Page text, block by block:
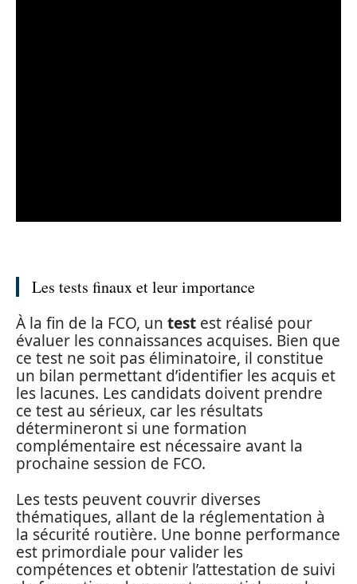
Les tests finaux et leur importance
À la fin de la FCO, un test est réalisé pour
évaluer les connaissances acquises. Bien que
ce test ne soit pas éliminatoire, il constitue
un bilan permettant d’identifier les acquis et
les lacunes. Les candidats doivent prendre
ce test au sérieux, car les résultats
détermineront si une formation
complémentaire est nécessaire avant la
prochaine session de FCO.
Les tests peuvent couvrir diverses
thématiques, allant de la réglementation à
la sécurité routière. Une bonne performance
est primordiale pour valider les
compétences et obtenir l’attestation de suivi